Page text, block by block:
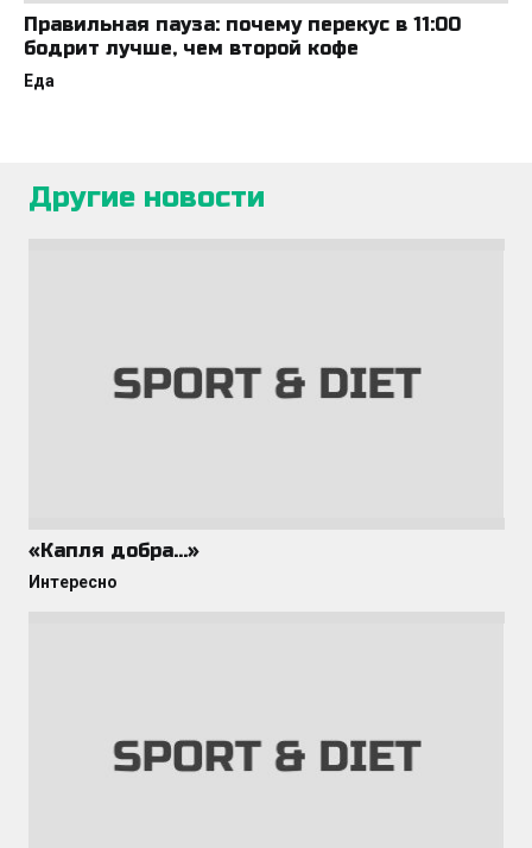
Правильная пауза: почему перекус в 11:00
бодрит лучше, чем второй кофе
Еда
Другие новости
«Капля добра…»
Интересно